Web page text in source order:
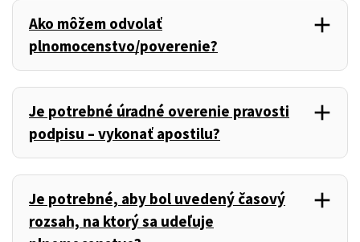
Ako môžem odvolať
plnomocenstvo/poverenie?
, add
Je potrebné úradné overenie pravosti
podpisu – vykonať apostilu?
, add
Je potrebné, aby bol uvedený časový
rozsah, na ktorý sa udeľuje
, add